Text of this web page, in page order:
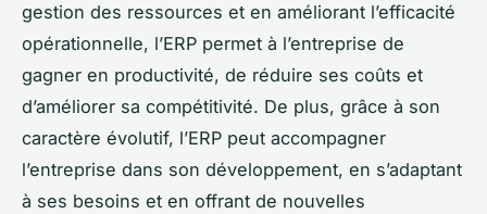
gestion des ressources et en améliorant l’efficacité
opérationnelle, l’ERP permet à l’entreprise de
gagner en productivité, de réduire ses coûts et
d’améliorer sa compétitivité. De plus, grâce à son
caractère évolutif, l’ERP peut accompagner
l’entreprise dans son développement, en s’adaptant
à ses besoins et en offrant de nouvelles